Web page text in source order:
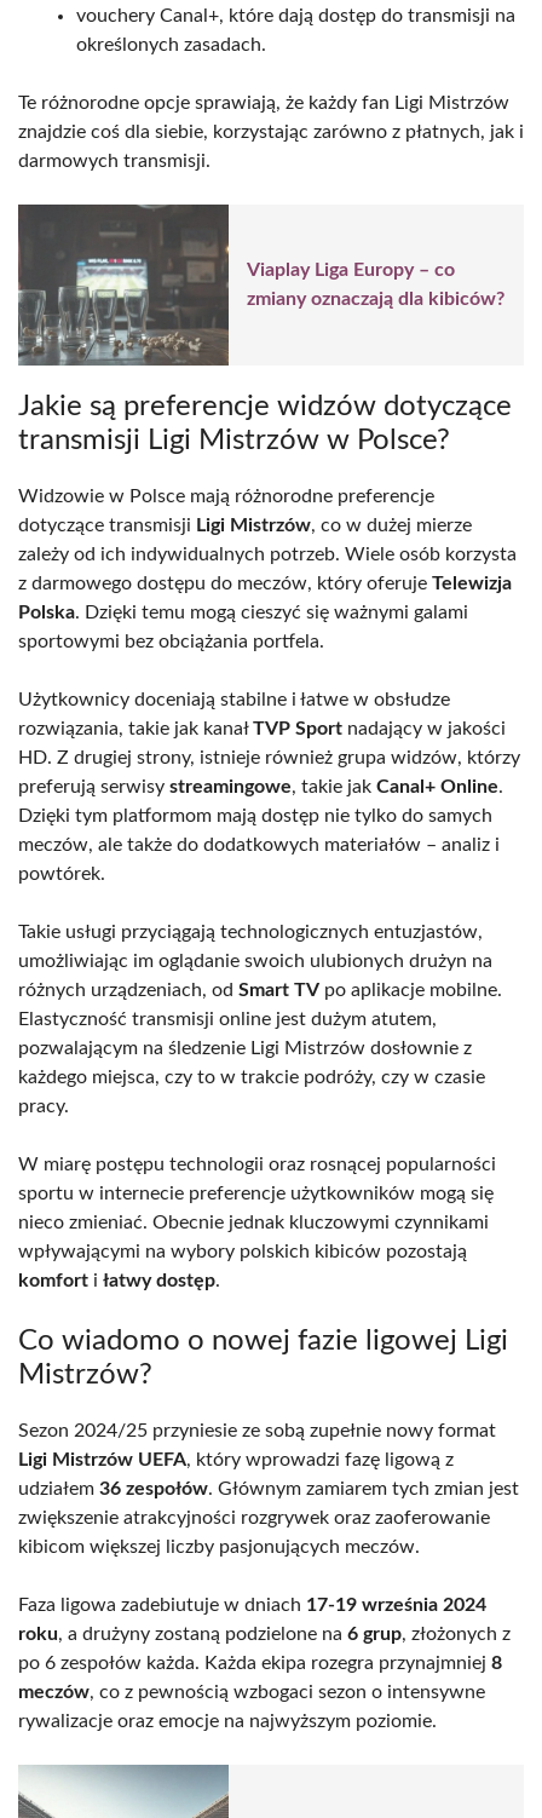
vouchery Canal+, które dają dostęp do transmisji na
określonych zasadach.
Te różnorodne opcje sprawiają, że każdy fan Ligi Mistrzów
znajdzie coś dla siebie, korzystając zarówno z płatnych, jak i
darmowych transmisji.
Viaplay Liga Europy – co
zmiany oznaczają dla kibiców?
Jakie są preferencje widzów dotyczące
transmisji Ligi Mistrzów w Polsce?
Widzowie w Polsce mają różnorodne preferencje
dotyczące transmisji Ligi Mistrzów, co w dużej mierze
zależy od ich indywidualnych potrzeb. Wiele osób korzysta
z darmowego dostępu do meczów, który oferuje Telewizja
Polska. Dzięki temu mogą cieszyć się ważnymi galami
sportowymi bez obciążania portfela.
Użytkownicy doceniają stabilne i łatwe w obsłudze
rozwiązania, takie jak kanałTVP Sport nadający w jakości
HD. Z drugiej strony, istnieje również grupa widzów, którzy
preferują serwisy streamingowe, takie jak Canal+ Online.
Dzięki tym platformom mają dostęp nie tylko do samych
meczów, ale także do dodatkowych materiałów – analiz i
powtórek.
Takie usługi przyciągają technologicznych entuzjastów,
umożliwiając im oglądanie swoich ulubionych drużyn na
różnych urządzeniach, od Smart TV po aplikacje mobilne.
Elastyczność transmisji online jest dużym atutem,
pozwalającym na śledzenie Ligi Mistrzów dosłownie z
każdego miejsca, czy to w trakcie podróży, czy w czasie
pracy.
W miarę postępu technologii oraz rosnącej popularności
sportu w internecie preferencje użytkowników mogą się
nieco zmieniać. Obecnie jednak kluczowymi czynnikami
wpływającymi na wybory polskich kibiców pozostają
komfort i łatwy dostęp.
Co wiadomo o nowej fazie ligowej Ligi
Mistrzów?
Sezon 2024/25 przyniesie ze sobą zupełnie nowy format
Ligi Mistrzów UEFA, który wprowadzi fazę ligową z
udziałem 36 zespołów. Głównym zamiarem tych zmian jest
zwiększenie atrakcyjności rozgrywek oraz zaoferowanie
kibicom większej liczby pasjonujących meczów.
Faza ligowa zadebiutuje w dniach 17-19 września 2024
roku, a drużyny zostaną podzielone na 6 grup, złożonych z
po 6 zespołów każda. Każda ekipa rozegra przynajmniej 8
meczów, co z pewnością wzbogaci sezon o intensywne
rywalizacje oraz emocje na najwyższym poziomie.